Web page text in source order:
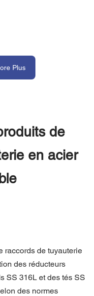
Plus
de
en acier
raccords de tuyauterie
des réducteurs
SS 316L et des tés SS
des normes